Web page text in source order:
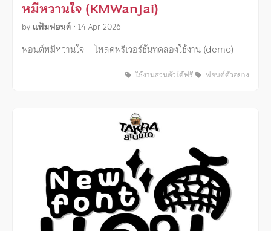
หมีหวานใจ (KMWanJai)
by แฟ้มฟอนต์ • 14 Apr 2026
ฟอนต์หมีหวานใจ – โหลดฟรีเวอร์ชันทดลองใช้งาน (demo)
ใช้งานส่วนตัวได้ฟรี ฟอนต์ตัวอย่าง